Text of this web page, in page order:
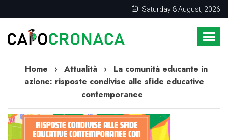
Saturday 8 August, 2026
Home › Attualità ›
La comunità educante in
azione: risposte condivise alle sfide educative
contemporanee